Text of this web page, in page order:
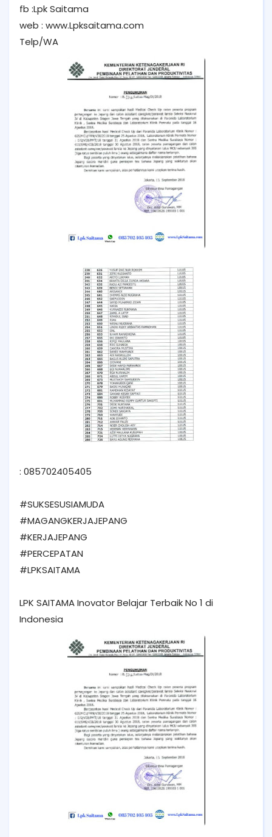
fb :Lpk Saitama
web : www.Lpksaitama.com
Telp/WA
: 085702405405
#SUKSESUSIAMUDA
#MAGANGKERJAJEPANG
#KERJAJEPANG
#PERCEPATAN
#LPKSAITAMA
LPK SAITAMA Inovator Belajar Terbaik No 1 di
Indonesia